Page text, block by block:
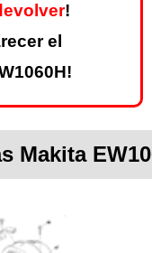
!
el
Makita